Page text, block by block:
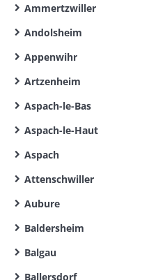
Ammertzwiller
Andolsheim
Appenwihr
Artzenheim
Aspach-le-Bas
Aspach-le-Haut
Aspach
Attenschwiller
Aubure
Baldersheim
Balgau
Ballersdorf